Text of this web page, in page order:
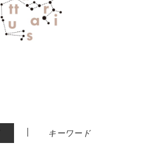
| キーワード